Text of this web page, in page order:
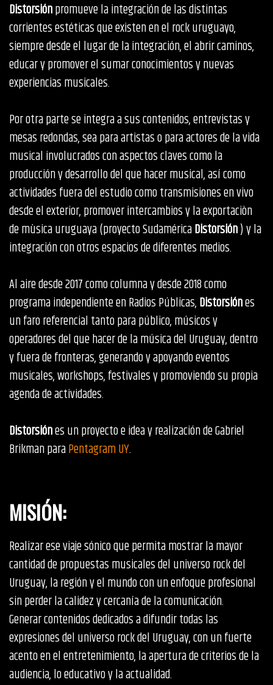
Distorsiónpromueve la integración de las distintas
corrientes estéticas que existen en el rock uruguayo,
siempre desde el lugar de la integración, el abrir caminos,
educar y promover el sumar conocimientos y nuevas
experiencias musicales.
Por otra parte se integra a sus contenidos, entrevistas y
mesas redondas, sea para artistas o para actores de la vida
musical involucrados con aspectos claves como la
producción y desarrollo del que hacer musical, así como
actividades fuera del estudio como transmisiones en vivo
desde el exterior, promover intercambios y la exportaciòn
de mùsica uruguaya (proyecto SudaméricaDistorsión) y la
integración con otros espacios de diferentes medios.
Al aire desde 2017 como columna y desde 2018 como
programa independiente en Radios Públicas,Distorsiónes
un faro referencial tanto para público, músicos y
operadores del que hacer de la música del Uruguay, dentro
y fuera de fronteras, generando y apoyando eventos
musicales, workshops, festivales y promoviendo su propia
agenda de actividades.
Distorsiónes un proyecto e idea y realización de Gabriel
Brikman paraPentagram UY.
MISIÓN:
Realizar ese viaje sónico que permita mostrar la mayor
cantidad de propuestas musicales del universo rock del
Uruguay, la región y el mundo con un enfoque profesional
sin perder la calidez y cercanía de la comunicación.
Generar contenidos dedicados a difundir todas las
expresiones del universo rock del Uruguay, con un fuerte
acento en el entretenimiento, la apertura de criterios de la
audiencia, lo educativo y la actualidad.